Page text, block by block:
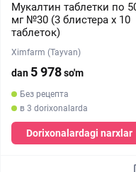
Мукалтин таблетки по
мг №30 (3 блистера x 10
таблеток)
Ximfarm (Tayvan)
dan 5 978so'm
Без рецепта
в 3 dorixonalarda
Dorixonalardagi narxlar